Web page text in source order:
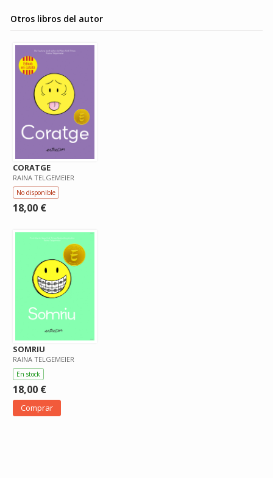
Otros libros del autor
CORATGE
RAINA TELGEMEIER
No disponible
18,00 €
SOMRIU
RAINA TELGEMEIER
En stock
18,00 €
Comprar